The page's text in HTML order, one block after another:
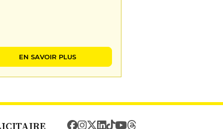
EN SAVOIR PLUS